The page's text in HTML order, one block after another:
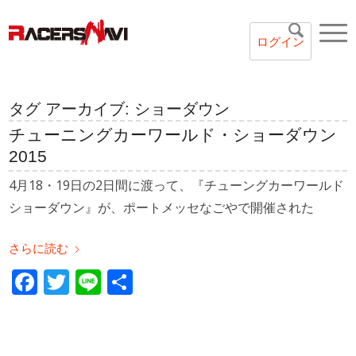
ログイン
タグ アーカイブ: ショーダウン
チューニングカーワールド・ショーダウン
2015
4月18・19日の2日間に渡って、『チューングカーワールド
ショーダウン』が、ポートメッセなごやで開催された
さらに読む
Facebook
Twitter
Line